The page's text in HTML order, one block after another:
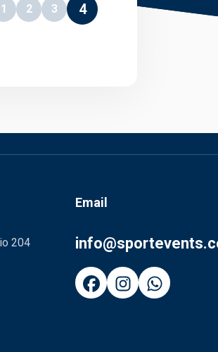
1 2 3 4
204
Email